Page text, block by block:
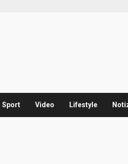
Sport Video Lifestyle